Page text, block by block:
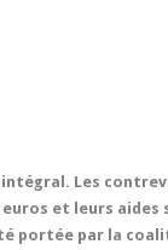
Les
euros et leurs
portée par la